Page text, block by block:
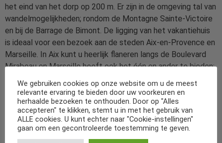
het eind van het dorp op 200 m. Er zijn in de omgeving tal van
wandelmogelijkheden; rondom de Montagne Sainte-Victoire
en bij de Barrage de Bimont. De ligging van het vakantiehuis
is ideaal voor een bezoek aan de steden Aix-en-Provence en
Marseille. In Aix kunt u heerlijk flaneren langs de Boulevard
Mirabeau en Marseille heeft ook het één en ander te bieden:
naast het fraaie, oude centrum en de “Vieux Port” is ook het
aan het water gelegen museum MuCEM een bezoek meer
dan waard. Een uitstapje naar sfeervolle badplaatsen als La
Ciotat, Bandol, Sanary en Cassis is zeker aan te raden. Vanuit
Cassis kunt u met een rondvaartboot de schitterende
‘calanques’ (inhammen) bezichtigen. N.B. Bij het huis verblijft
We gebruiken cookies op onze website om u de meest
relevante ervaring te bieden door uw voorkeuren en
herhaalde bezoeken te onthouden. Door op "Alles
accepteren" te klikken, stemt u in met het gebruik van
ALLE cookies. U kunt echter naar "Cookie-instellingen"
gaan om een gecontroleerde toestemming te geven.